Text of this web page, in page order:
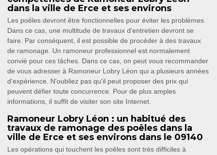
dans la ville de Erce et ses environs
Les poêles devront être fonctionnelles pour éviter les problèmes.
Dans ce cas, une multitude de travaux d'entretien devront se
faire. Par conséquent, il est possible de procéder à des travaux
de ramonage. Un ramoneur professionnel est normalement
convié pour ces tâches. Dans ce cas, on peut vous recommander
de vous adresser à Ramoneur Lobry Léon qui a plusieurs années
d'expérience. N'oubliez pas qu'il peut proposer des prix qui
peuvent défier toute concurrence. Pour de plus amples
informations, il suffit de visiter son site Internet.
Ramoneur Lobry Léon : un habitué des
travaux de ramonage des poêles dans la
ville de Erce et ses environs dans le 09140
Les opérations qui touchent les poêles sont très difficiles à